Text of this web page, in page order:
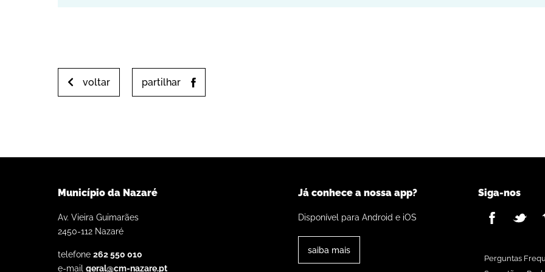
voltar partilhar
Município da Nazaré
Av. Vieira Guimarães
2450-112 Nazaré
telefone 262 550 010
e-mail geral@cm-nazare.pt
Já conhece a nossa app?
Disponível para Android e iOS
saiba mais
Siga-nos
Perguntas